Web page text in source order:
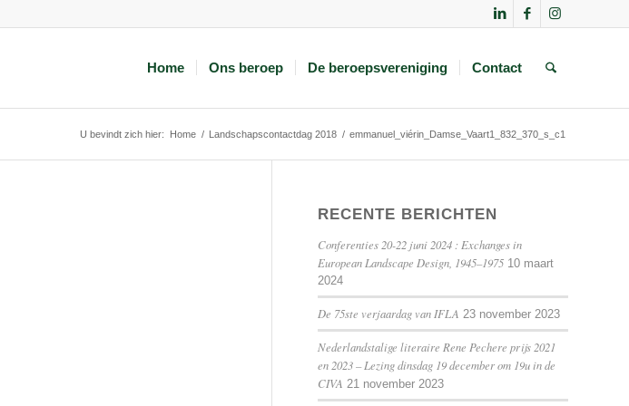
Home Ons beroep De beroepsvereniging Contact
U bevindt zich hier: Home / Landschapscontactdag 2018 / emmanuel_viérin_Damse_Vaart1_832_370_s_c1
RECENTE BERICHTEN
Conferenties 20-22 juni 2024 : Exchanges in
European Landscape Design, 1945–1975 10 maart
2024
De 75ste verjaardag van IFLA 23 november 2023
Nederlandstalige literaire Rene Pechere prijs 2021
en 2023 – Lezing dinsdag 19 december om 19u in de
CIVA 21 november 2023